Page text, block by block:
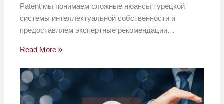
Patent мы понимаем сложные нюансы турецкой
системы интеллектуальной собственности и
предоставляем экспертные рекомендации…
Read More »